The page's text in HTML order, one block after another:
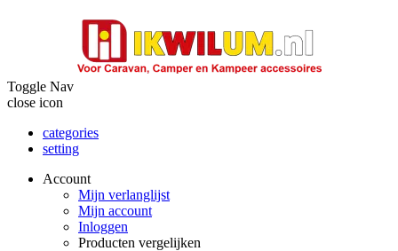
Toggle Nav
close icon
categories
setting
Account
Mijn verlanglijst
Mijn account
Inloggen
Producten vergelijken